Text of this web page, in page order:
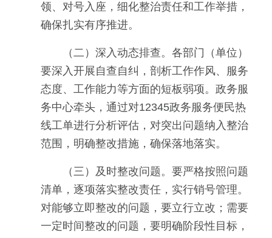
领、对号入座，细化整治责任和工作举措，
确保扎实有序推进。
（二）深入动态排查。各部门（单位）
要深入开展自查自纠，剖析工作作风、服务
态度、工作能力等方面的短板弱项。政务服
务中心牵头，通过对12345政务服务便民热
线工单进行分析评估，对突出问题纳入整治
范围，明确整改措施，确保落地落实。
（三）及时整改问题。要严格按照问题
清单，逐项落实整改责任，实行销号管理。
对能够立即整改的问题，要立行立改；需要
一定时间整改的问题，要明确阶段性目标，